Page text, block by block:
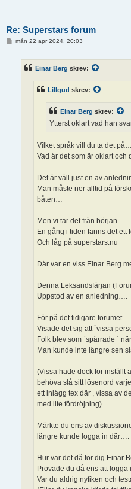
Re: Superstars forum
mån 22 apr 2024, 20:03
Einar Berg skrev:
Lillgud skrev:
Einar Berg skrev:
Ytterst oklart vad han
Vilket språk vill du ta det på….
Vad är det som är oklart och
Det är väll just en av
Man måste ner alltid på
båten…
Men vi tar det från början….
En gång i tiden fanns det ett
Och låg på superstars.nu
Där var en viss Einar Berg
Denna Leksandsfärjan
Uppstod av en anledning….
För på det tidigare forumet….
Visade det sig att `vissa
Folk blev som `spärrade ´
Man kunde inte längre sen
(Vissa hade dock för inställt
behöva slå sitt lösenord
ett inlägg tex där , vissa av
med lite fördröjning)
Märkte du ens av
längre kunde logga in där….
Hur var det då för dig Einar
Provade du då ens att
Var du aldrig nyfiken och